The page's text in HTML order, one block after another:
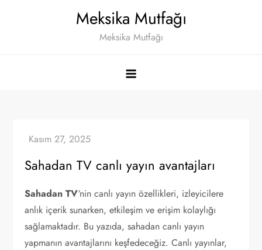
Meksika Mutfağı
Meksika Mutfağı
Sahadan TV canlı yayın avantajları
Sahadan TV‘nin canlı yayın özellikleri, izleyicilere
anlık içerik sunarken, etkileşim ve erişim kolaylığı
sağlamaktadır. Bu yazıda, sahadan canlı yayın
yapmanın avantajlarını keşfedeceğiz. Canlı yayınlar,